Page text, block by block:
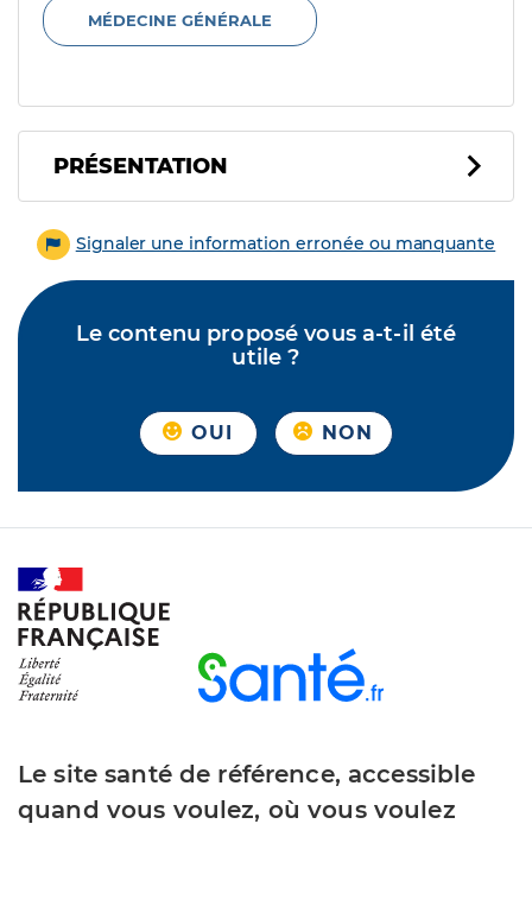
MÉDECINE GÉNÉRALE
PRÉSENTATION
Signaler une information erronée ou manquante
Le contenu proposé vous a-t-il été
utile ?
OUI NON
Le site santé de référence, accessible
quand vous voulez, où vous voulez